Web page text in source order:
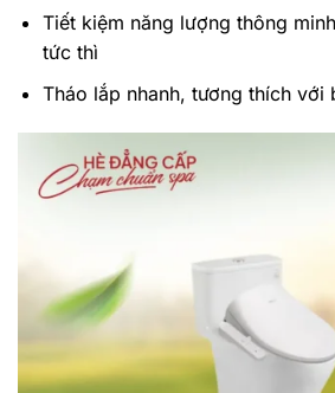
Tiết kiệm năng lượng thông
tức thì
Tháo lắp nhanh, tương thích với